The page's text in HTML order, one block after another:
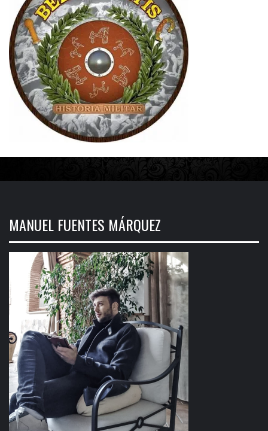
MANUEL FUENTES MÁRQUEZ